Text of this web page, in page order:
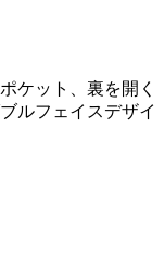
ケット、裏を開く
ルフェイスデザイ